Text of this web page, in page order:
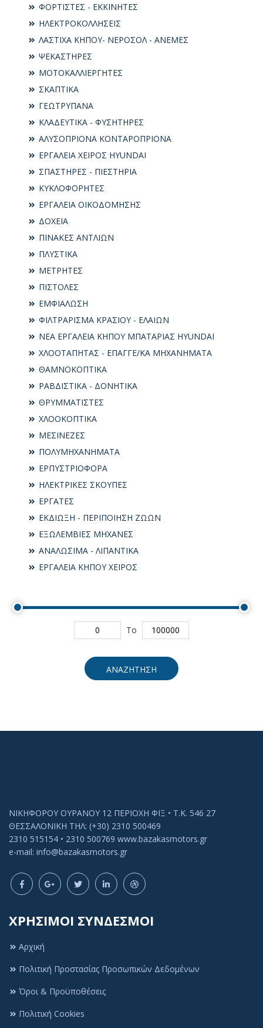
ΦΟΡΤΙΣΤΕΣ - ΕΚΚΙΝΗΤΕΣ
ΗΛΕΚΤΡΟΚΟΛΛΗΣΕΙΣ
ΛΑΣΤΙΧΑ ΚΗΠΟΥ- ΝΕΡΟΣΟΛ - ΑΝΕΜΕΣ
ΨΕΚΑΣΤΗΡΕΣ
ΜΟΤΟΚΑΛΛΙΕΡΓΗΤΕΣ
ΣΚΑΠΤΙΚΑ
ΓΕΩΤΡΥΠΑΝΑ
ΚΛΑΔΕΥΤΙΚΑ - ΦΥΣΗΤΗΡΕΣ
ΑΛΥΣΟΠΡΙΟΝΑ ΚΟΝΤΑΡΟΠΡΙΟΝΑ
ΕΡΓΑΛΕΙΑ ΧΕΙΡΟΣ HYUNDAI
ΣΠΑΣΤΗΡΕΣ - ΠΙΕΣΤΗΡΙΑ
ΚΥΚΛΟΦΟΡΗΤΕΣ
ΕΡΓΑΛΕΙΑ ΟΙΚΟΔΟΜΗΣΗΣ
ΔΟΧΕΙΑ
ΠΙΝΑΚΕΣ ΑΝΤΛΙΩΝ
ΠΛΥΣΤΙΚΑ
ΜΕΤΡΗΤΕΣ
ΠΙΣΤΟΛΕΣ
ΕΜΦΙΑΛΩΣΗ
ΦΙΛΤΡΑΡΙΣΜΑ ΚΡΑΣΙΟΥ - ΕΛΑΙΩΝ
ΝΕΑ ΕΡΓΑΛΕΙΑ ΚΗΠΟΥ ΜΠΑΤΑΡΙΑΣ HYUNDAI
ΧΛΟΟΤΑΠΗΤΑΣ - ΕΠΑΓΓΕ/ΚΑ ΜΗΧΑΝΗΜΑΤΑ
ΘΑΜΝΟΚΟΠΤΙΚΑ
ΡΑΒΔΙΣΤΙΚΑ - ΔΟΝΗΤΙΚΑ
ΘΡΥΜΜΑΤΙΣΤΕΣ
ΧΛΟΟΚΟΠΤΙΚΑ
ΜΕΣΙΝΕΖΕΣ
ΠΟΛΥΜΗΧΑΝΗΜΑΤΑ
ΕΡΠΥΣΤΡΙΟΦΟΡΑ
ΗΛΕΚΤΡΙΚΕΣ ΣΚΟΥΠΕΣ
ΕΡΓΑΤΕΣ
ΕΚΔΙΩΞΗ - ΠΕΡΙΠΟΙΗΣΗ ΖΩΩΝ
ΕΞΩΛΕΜΒΙΕΣ ΜΗΧΑΝΕΣ
ΑΝΑΛΩΣΙΜΑ - ΛΙΠΑΝΤΙΚΑ
ΕΡΓΑΛΕΙΑ ΚΗΠΟΥ ΧΕΙΡΟΣ
To
ΑΝΑΖΗΤΗΣΗ
Πολιτική Cookies
ΝΙΚΗΦΟΡΟΥ ΟΥΡΑΝΟΥ 12 ΠΕΡΙΟΧΗ ΦΙΞ • Τ.Κ. 546 27
ΘΕΣΣΑΛΟΝΙΚΗ ΤΗΛ: (+30) 2310 500469
2310 515154 • 2310 500769 www.bazakasmotors.gr
e-mail: info@bazakasmotors.gr
ΧΡΗΣΙΜΟΙ ΣΥΝΔΕΣΜΟΙ
Αρχική
Πολιτική Προστασίας Προσωπικών Δεδομένων
Όροι & Προϋποθέσεις
Πολιτική Cookies